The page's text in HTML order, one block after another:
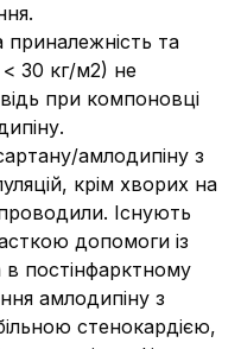
приналежність та
< 30 кг/м2) не
при компоновці
амлодипіну з
крім хворих на
Існують
допомоги із
постінфарктному
амлодипіну з
стенокардією,